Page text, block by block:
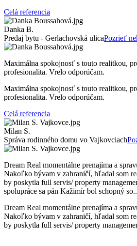
Celá referencia
Danka B.
Predaj bytu - Gerlachovská ulicaPozrieť
Maximálna spokojnosť s touto realitkou,
profesionalita. Vrelo odporúčam.
Maximálna spokojnosť s touto realitkou,
profesionalita. Vrelo odporúčam.
Celá referencia
Milan S.
Správa rodinného domu vo Vajkovciach
Dream Real momentálne prenajíma a
Nakoľko bývam v zahraničí, hľadal som
by poskytla full servis/ property
spolupráce sa pán Kažimír bol schopný
Dream Real momentálne prenajíma a
Nakoľko bývam v zahraničí, hľadal som
by poskytla full servis/ property